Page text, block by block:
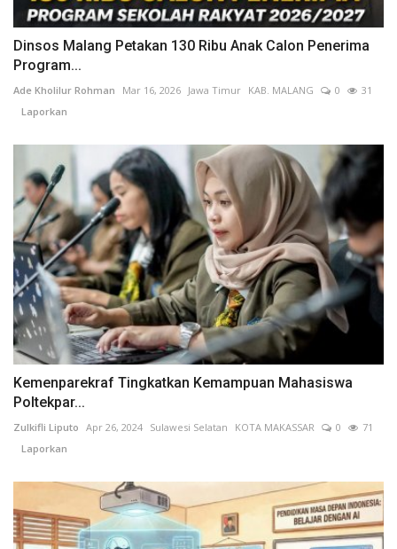
Dinsos Malang Petakan 130 Ribu Anak Calon Penerima
Program...
Ade Kholilur Rohman Mar 16, 2026 Jawa Timur KAB. MALANG 0
31
Laporkan
Kemenparekraf Tingkatkan Kemampuan Mahasiswa
Poltekpar...
Zulkifli Liputo Apr 26, 2024 Sulawesi Selatan KOTA MAKASSAR 0
71
Laporkan